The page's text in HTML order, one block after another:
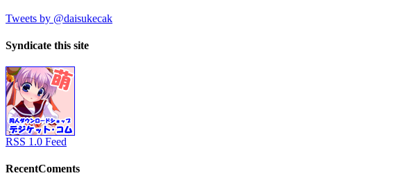
Tweets by @daisukecak
Syndicate this site
RSS 1.0 Feed
RecentComents